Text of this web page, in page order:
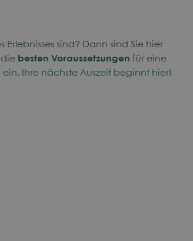
sind? Dann sind Sie hier
diebesten Voraussetzungen für eine
Ihre nächste Auszeit beginnt hier!